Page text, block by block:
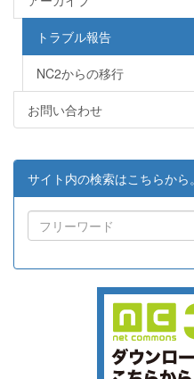
トラブル報告
NC2からの移行
お問い合わせ
サイト内の検索はこちらから。